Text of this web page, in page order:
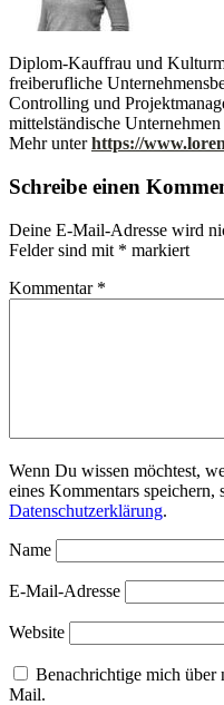
Diplom-Kauffrau und
freiberufliche
Controlling und
mittelständische
Mehr unterhttps://
Schreibe einen
Deine E-Mail-Adresse wird
Felder sind mit * markiert
Kommentar *
Wenn Du wissen möchtest,
eines Kommentars speichern,
Datenschutzerklärung.
Name
E-Mail-Adresse
Website
Benachrichtige mich über
Mail.